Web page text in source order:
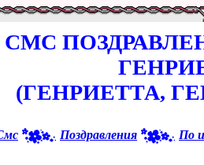
(ГЕНРИЕТТА,
Поздравления По